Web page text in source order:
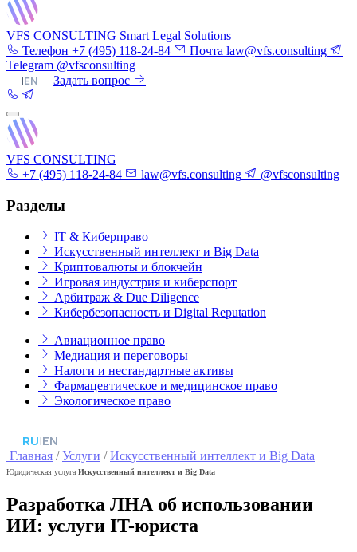
VFS CONSULTING Smart Legal Solutions
Телефон +7 (495) 118-24-84 Почта law@vfs.consulting
Telegram @vfsconsulting
|EN Задать вопрос
VFS CONSULTING
+7 (495) 118-24-84
law@vfs.consulting @vfsconsulting
Разделы
IT & Киберправо
Искусственный интеллект и Big Data
Криптовалюты и блокчейн
Игровая индустрия и киберспорт
Арбитраж & Due Diligence
Кибербезопасность и Digital Reputation
Авиационное право
Медиация и переговоры
Налоги и нестандартные активы
Фармацевтическое и медицинское право
Экологическое право
RU|EN
Главная /Услуги /Искусственный интеллект и Big Data
Юридическая услуга Искусственный интеллект и Big Data
Разработка ЛНА об использовании
ИИ: услуги IT-юриста